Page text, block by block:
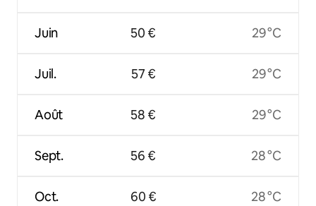
Juin
Juil.
Août
Sept.
Oct.
50 €
57 €
58 €
56 €
60 €
29 °C
29 °C
29 °C
28 °C
28 °C